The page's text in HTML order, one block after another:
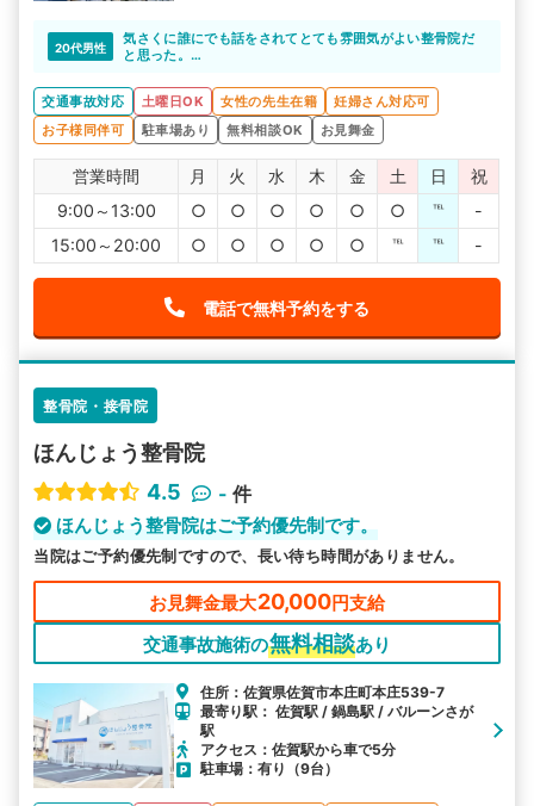
20代男性
気さくに誰にでも話をされてとても雰囲気がよい整骨院だ
と思った。
それに沿った施術がされておりよかったです。
交通事故対応 土曜日OK 女性の先生在籍
妊婦さん対応可
お子様同伴可
駐車場あり 無料相談OK お見舞金
営業時間 月 火 水 木 金 土 日
祝
9:00～13:00
○ ○ ○ ○ ○ ○ ℡
-
15:00～20:00
○ ○ ○ ○ ○ ℡ ℡ -
電話で無料予約をする
整骨院・接骨院
ほんじょう整骨院
4.5
- 件
ほんじょう整骨院はご予約優先制です。
当院はご予約優先制ですので、長い待ち時間がありません。
お見舞金最大20,000円支給
交通事故施術の無料相談あり
住所：佐賀県佐賀市本庄町本庄539-7
最寄り駅： 佐賀駅 / 鍋島駅 / バルーンさが
駅
アクセス：佐賀駅から車で5分
駐車場：有り（9台）